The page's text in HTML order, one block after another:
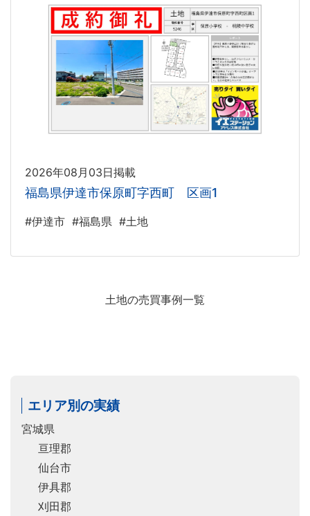
2026年08月03日掲載
福島県伊達市保原町字西町 区画1
#伊達市 #福島県 #土地
土地の売買事例一覧
エリア別の実績
宮城県
亘理郡
仙台市
伊具郡
刈田郡